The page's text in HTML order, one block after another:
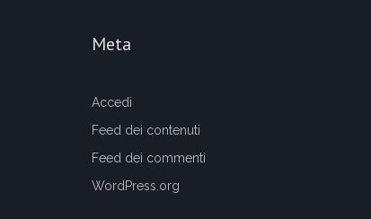
Meta
Accedi
Feed dei contenuti
Feed dei commenti
WordPress.org